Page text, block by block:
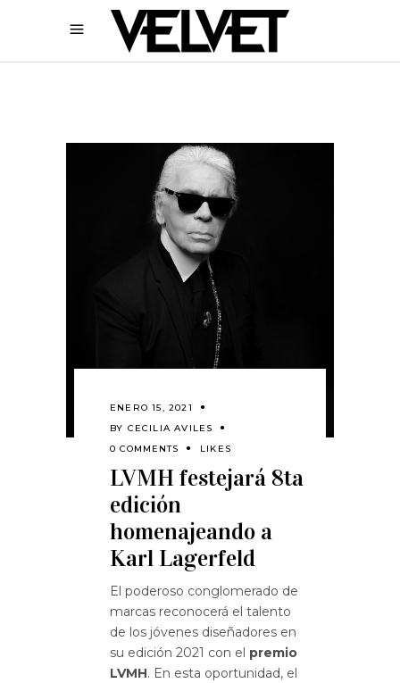
ENERO 15, 2021
BY CECILIA AVILES
0 COMMENTS
LIKES
LVMH festejará 8ta
edición
homenajeando a
Karl Lagerfeld
El poderoso conglomerado de
marcas reconocerá el talento
de los jóvenes diseñadores en
su edición 2021 con el premio
LVMH. En esta oportunidad, el